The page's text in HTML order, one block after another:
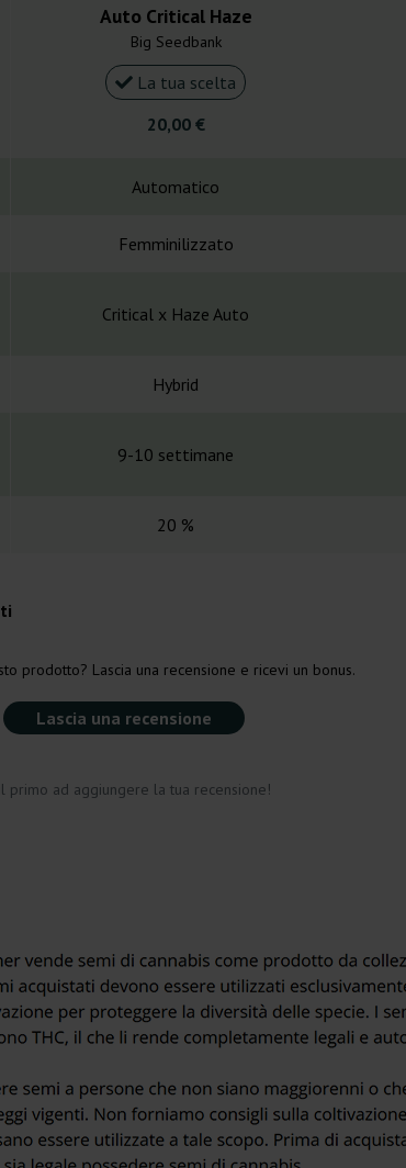
Auto Critical Haze
Big Seedbank
La tua scelta
20,00 €
Automatico
Femminilizzato
Critical x Haze Auto
Hybrid
9-10 settimane
20 %
prodotto? Lascia una recensione e ricevi un bonus.
Lascia una recensione
primo ad aggiungere la tua recensione!